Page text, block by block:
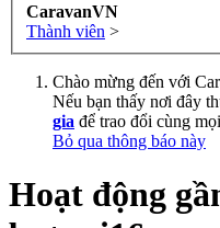
CaravanVN
Thành viên >
Chào mừng đến với
Nếu bạn thấy nơi đây
gia để trao đổi cùng
Bỏ qua thông báo này
Hoạt động